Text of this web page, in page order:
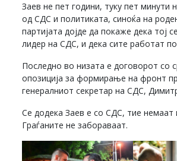
Заев не пет години, туку пет минути
од СДС и политиката, синоќа на
партијата дојде да покаже дека тој
лидер на СДС, и дека сите работат
Последно во низата е договорот со
опозиција за формирање на фронт
генералниот секретар на СДС,
Се додека Заев е со СДС, тие немаат
Граѓаните не забораваат.